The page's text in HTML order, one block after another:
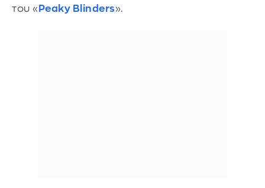
του « Peaky Blinders».